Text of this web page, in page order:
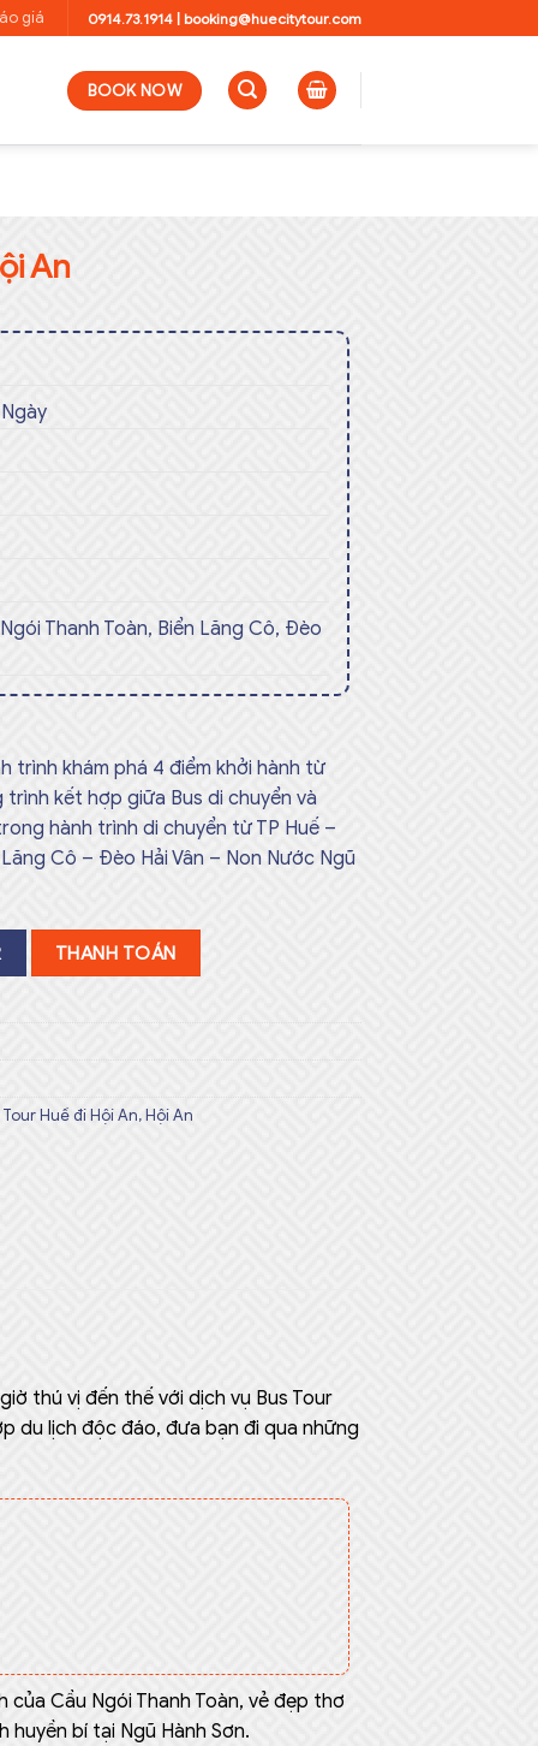
giá 0914.73.1914| booking@huecitytour.com
BOOK NOW
An
Thanh Toàn, Biển Lăng Cô, Đèo
trình khám phá 4 điểm khởi hành từ
kết hợp giữa Bus di chuyển và
hành trình di chuyển từ TP Huế –
Cô – Đèo Hải Vân – Non Nước Ngũ
THANH TOÁN
Tour Huế đi Hội An, Hội An
thú vị đến thế với dịch vụ Bus Tour
du lịch độc đáo, đưa bạn đi qua những
Cầu Ngói Thanh Toàn, vẻ đẹp thơ
huyền bí tại Ngũ Hành Sơn.